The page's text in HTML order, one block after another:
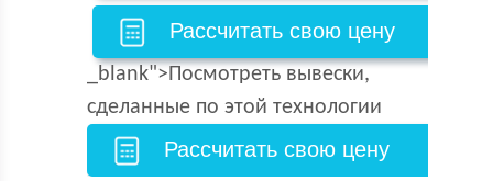
Рассчитать свою цену
_blank">Посмотреть вывески,
сделанные по этой технологии
Рассчитать свою цену